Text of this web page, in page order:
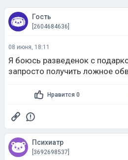
Гость
[2604684636]
08 июня, 18:11
Я боюсь разведенок с
запросто получить ложное
Нравится 0
Психиатр
[3692698537]